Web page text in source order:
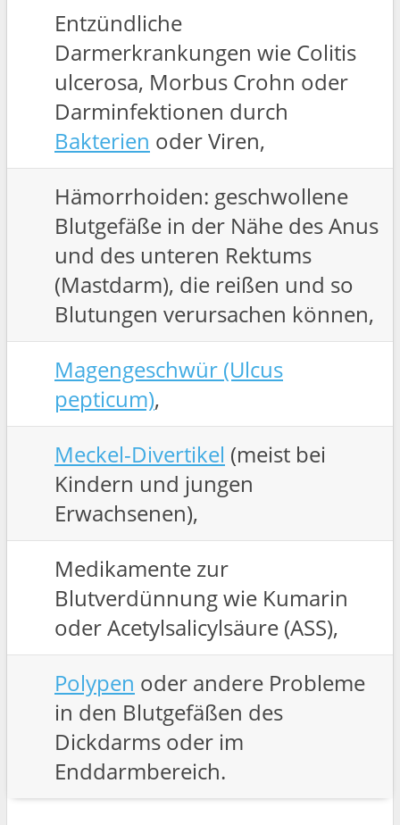
Entzündliche
Darmerkrankungen wie Colitis
ulcerosa, Morbus Crohn oder
Darminfektionen durch
Bakterien oder Viren,
Hämorrhoiden: geschwollene
Blutgefäße in der Nähe des Anus
und des unteren Rektums
(Mastdarm), die reißen und so
Blutungen verursachen können,
Magengeschwür (Ulcus
pepticum),
Meckel-Divertikel (meist bei
Kindern und jungen
Erwachsenen),
Medikamente zur
Blutverdünnung wie Kumarin
oder Acetylsalicylsäure (ASS),
Polypen oder andere Probleme
in den Blutgefäßen des
Dickdarms oder im
Enddarmbereich.